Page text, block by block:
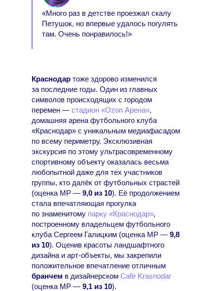
«Много раз в детстве проезжал скалу
Петушок, но впервые удалось погулять
там. Очень понравилось!»
Краснодар тоже здорово изменился
за последние годы. Один из главных
символов происходящих с городом
перемен — стадион «Ozon Арена»,
домашняя арена футбольного клуба
«Краснодар» с уникальным медиафасадом
по всему периметру. Эксклюзивная
экскурсия по этому ультрасовременному
спортивному объекту оказалась весьма
любопытной даже для тех участников
группы, кто далёк от футбольных страстей
(оценка МР — 9,0 из 10). Её продолжением
стала впечатляющая прогулка
по знаменитому парку «Краснодар»,
построенному владельцем футбольного
клуба Сергеем Галицким (оценка МР — 9,8
из 10). Оценив красоты ландшафтного
дизайна и арт-объекты, мы закрепили
положительное впечатление отличным
бранчем в дизайнерском Café Krasnodar
(оценка МР — 9,1 из 10).